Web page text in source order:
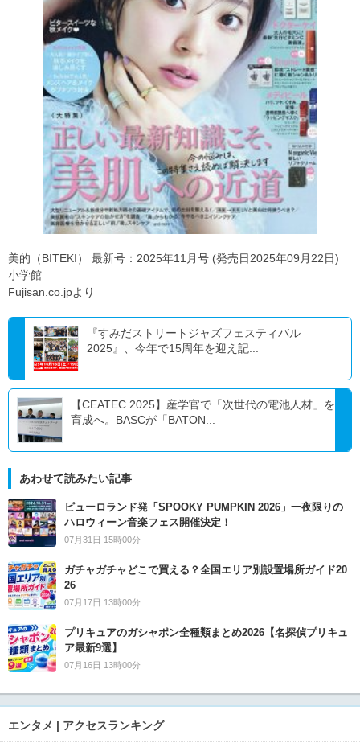
美的（BITEKI） 最新号：2025年11月号 (発売日2025年09月22日)
小学館
Fujisan.co.jpより
『すみだストリートジャズフェスティバル
2025』、今年で15周年を迎え記...
【CEATEC 2025】産学官で「次世代の電池人材」を
育成へ。BASCが「BATON...
あわせて読みたい記事
ピューロランド発「SPOOKY PUMPKIN 2026」一夜限りの
ハロウィーン音楽フェス開催決定！
07月31日 15時00分
ガチャガチャどこで買える？全国エリア別設置場所ガイド20
26
07月17日 13時00分
プリキュアのガシャポン全種類まとめ2026【名探偵プリキュ
ア最新9選】
07月16日 13時00分
エンタメ | アクセスランキング